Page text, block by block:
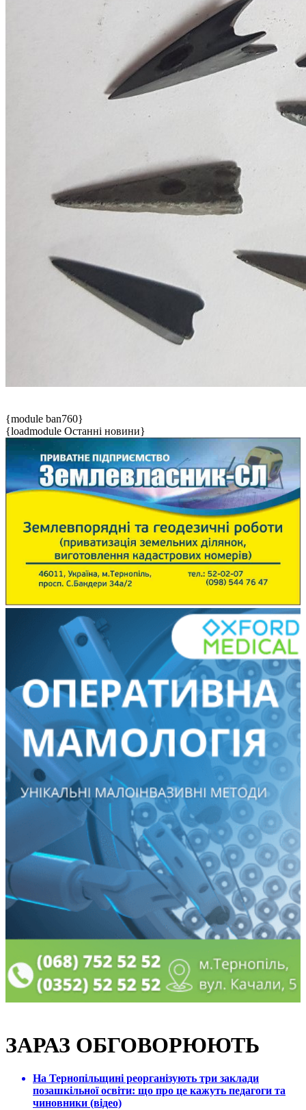
{module ban760}
{loadmodule Останні новини}
ЗАРАЗ ОБГОВОРЮЮТЬ
На Тернопільщині реорганізують три заклади
позашкільної освіти: що про це кажуть педагоги та
чиновники (відео)